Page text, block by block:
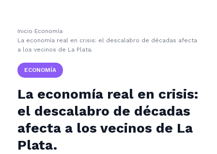
Inicio ›Economía›
La economía real en crisis: el descalabro de décadas afecta
a los vecinos de La Plata.
ECONOMÍA
La economía real en crisis:
el descalabro de décadas
afecta a los vecinos de La
Plata.